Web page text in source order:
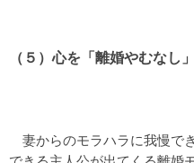
（５）心を「離婚やむなし
妻からのモラハラに我慢で